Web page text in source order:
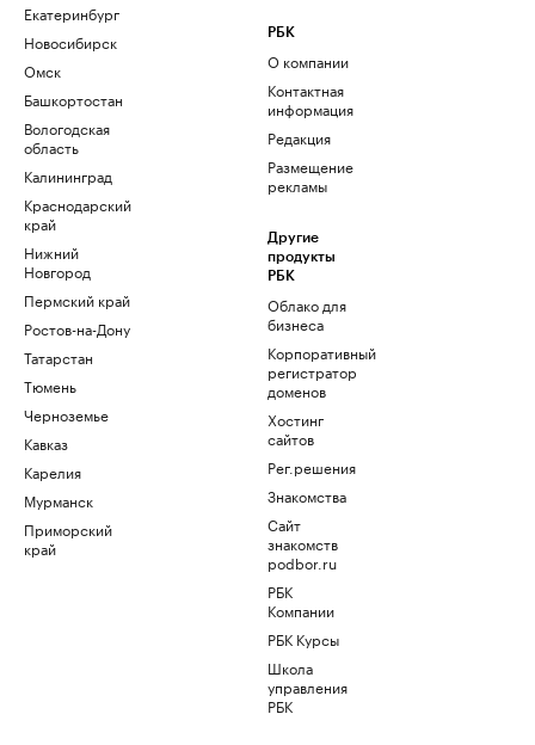
Екатеринбург
Новосибирск
Омск
Башкортостан
Вологодская
область
Калининград
Краснодарский
край
Нижний
Новгород
Пермский край
Ростов-на-Дону
Татарстан
Тюмень
Черноземье
Кавказ
Карелия
Мурманск
Приморский
край
РБК
О компании
Контактная
информация
Редакция
Размещение
рекламы
Другие
продукты
РБК
Облако для
бизнеса
Корпоративный
регистратор
доменов
Хостинг
сайтов
Рег.решения
Знакомства
Сайт
знакомств
podbor.ru
РБК
Компании
РБК Курсы
Школа
управления
РБК